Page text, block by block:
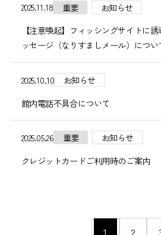
2025.11.18 重要
お知らせ
【注意喚起】フィッシングサイトに
ッセージ（なりすましメール）につい
2025.10.10
お知らせ
館内電話不具合について
2025.05.26 重要
お知らせ
クレジットカードご利用時のご案内
1 2